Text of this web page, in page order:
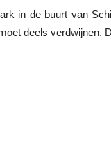
in de buurt van
deels verdwijnen.